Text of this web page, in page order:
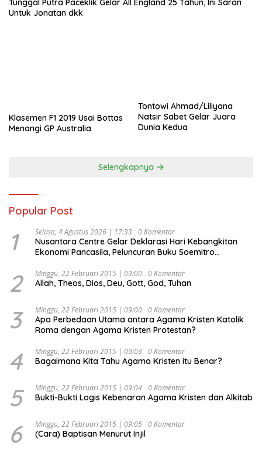
Tunggal Putra Paceklik Gelar All England 25 Tahun, Ini Saran
Untuk Jonatan dkk
Klasemen F1 2019 Usai Bottas
Menangi GP Australia
Tontowi Ahmad/Liliyana
Natsir Sabet Gelar Juara
Dunia Kedua
Selengkapnya
Popular Post
1 Selasa, 4 Agustus 2026 | 17:33 0 Komentar
Nusantara Centre Gelar Deklarasi Hari Kebangkitan
Ekonomi Pancasila, Peluncuran Buku Soemitro
Ekonomi Politik Indonesia) & Simposium Nasional
“Urgensi Undang-Undang Perekonomian Nasional dan
Indonesia Emas 2045”,
2 Minggu, 22 Februari 2015 | 09:00 0 Komentar
Allah, Theos, Dios, Deu, Gott, God, Tuhan
3 Minggu, 22 Februari 2015 | 09:00 0 Komentar
Apa Perbedaan Utama antara Agama Kristen Katolik
Roma dengan Agama Kristen Protestan?
4 Minggu, 22 Februari 2015 | 09:03 0 Komentar
Bagaimana Kita Tahu Agama Kristen itu Benar?
5 Minggu, 22 Februari 2015 | 09:04 0 Komentar
Bukti-Bukti Logis Kebenaran Agama Kristen dan Alkitab
6 Minggu, 22 Februari 2015 | 09:05 0 Komentar
(Cara) Baptisan Menurut Injil